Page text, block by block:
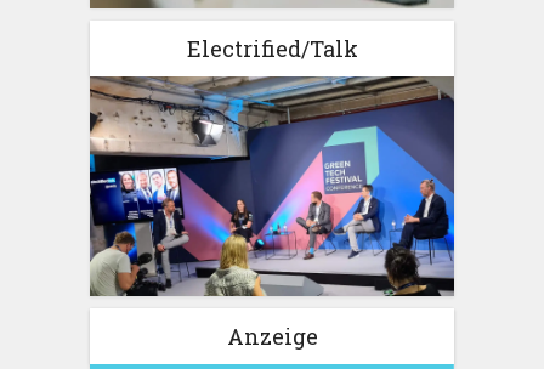
Electrified/Talk
Anzeige